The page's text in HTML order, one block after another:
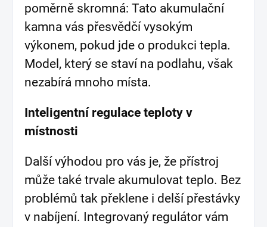
poměrně skromná: Tato akumulační
kamna vás přesvědčí vysokým
výkonem, pokud jde o produkci tepla.
Model, který se staví na podlahu, však
nezabírá mnoho místa.
Inteligentní regulace teploty v
místnosti
Další výhodou pro vás je, že přístroj
může také trvale akumulovat teplo. Bez
problémů tak překlene i delší přestávky
v nabíjení. Integrovaný regulátor vám